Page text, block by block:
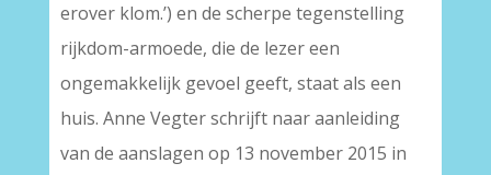
erover klom.’) en de scherpe tegenstelling
rijkdom-armoede, die de lezer een
ongemakkelijk gevoel geeft, staat als een
huis. Anne Vegter schrijft naar aanleiding
van de aanslagen op 13 november 2015 in